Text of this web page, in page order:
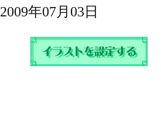
2009年07月03日